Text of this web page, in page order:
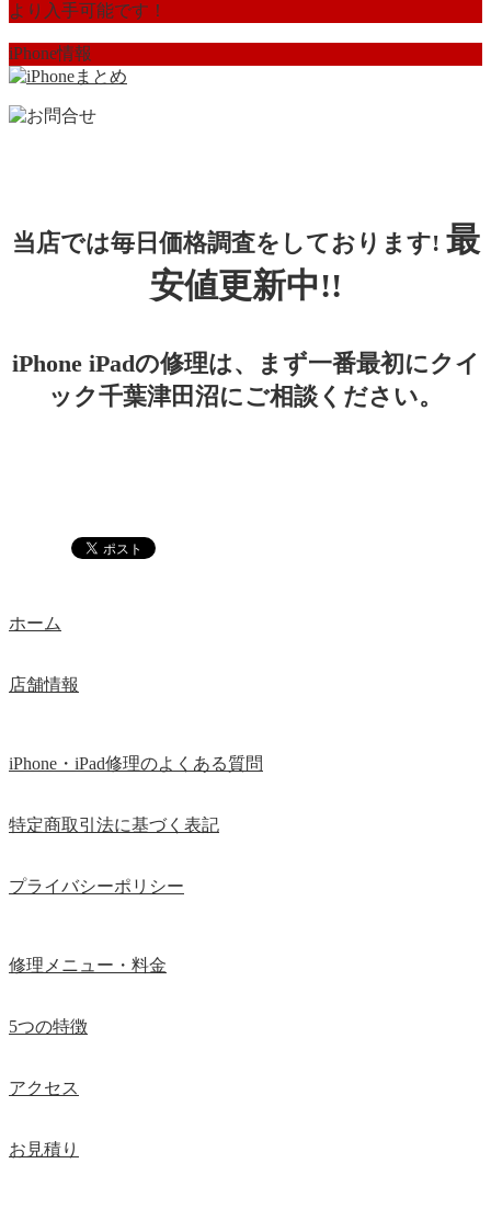
より入手可能です！
iPhone情報
当店では毎日価格調査をしております! 最
安値更新中!!
iPhone iPadの修理は、まず一番最初にクイ
ック千葉津田沼にご相談ください。
ホーム
店舗情報
iPhone・iPad修理のよくある質問
特定商取引法に基づく表記
プライバシーポリシー
修理メニュー・料金
5つの特徴
アクセス
お見積り